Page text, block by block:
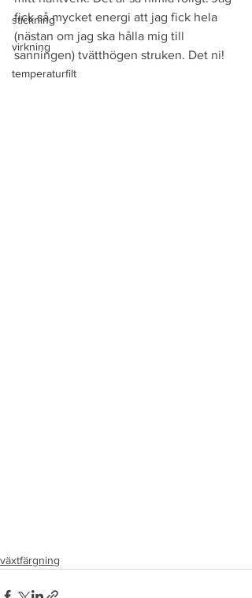
stickning
virkning
temperaturfilt
fick så mycket energi att jag fick hela
(nästan om jag ska hålla mig till
sanningen) tvätthögen struken. Det ni!
växtfärgning